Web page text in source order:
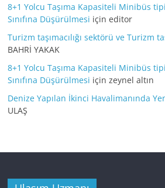
8+1 Yolcu Taşıma Kapasiteli Minibüs
Sınıfına Düşürülmesi içineditor
Turizm taşımacılığı sektörü ve Turizm
BAHRİ YAKAK
8+1 Yolcu Taşıma Kapasiteli Minibüs
Sınıfına Düşürülmesi içinzeynel altın
Denize Yapılan İkinci Havalimanında
ULAŞ